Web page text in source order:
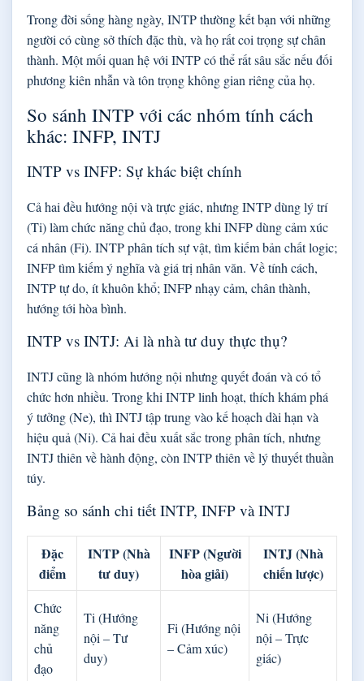
Trong đời sống hàng ngày, INTP thường kết bạn với những
người có cùng sở thích đặc thù, và họ rất coi trọng sự chân
thành. Một mối quan hệ với INTP có thể rất sâu sắc nếu đối
phương kiên nhẫn và tôn trọng không gian riêng của họ.
So sánh INTP với các nhóm tính cách
khác: INFP, INTJ
INTP vs INFP: Sự khác biệt chính
Cả hai đều hướng nội và trực giác, nhưng INTP dùng lý trí
(Ti) làm chức năng chủ đạo, trong khi INFP dùng cảm xúc
cá nhân (Fi). INTP phân tích sự vật, tìm kiếm bản chất logic;
INFP tìm kiếm ý nghĩa và giá trị nhân văn. Về tính cách,
INTP tự do, ít khuôn khổ; INFP nhạy cảm, chân thành,
hướng tới hòa bình.
INTP vs INTJ: Ai là nhà tư duy thực thụ?
INTJ cũng là nhóm hướng nội nhưng quyết đoán và có tổ
chức hơn nhiều. Trong khi INTP linh hoạt, thích khám phá
ý tưởng (Ne), thì INTJ tập trung vào kế hoạch dài hạn và
hiệu quả (Ni). Cả hai đều xuất sắc trong phân tích, nhưng
INTJ thiên về hành động, còn INTP thiên về lý thuyết thuần
túy.
Bảng so sánh chi tiết INTP, INFP và INTJ
Đặc
điểm
INTP (Nhà
tư duy)
INFP (Người
hòa giải)
INTJ (Nhà
chiến lược)
Chức
năng
chủ
đạo
Ti (Hướng
nội – Tư
duy)
Fi (Hướng nội
– Cảm xúc)
Ni (Hướng
nội – Trực
giác)